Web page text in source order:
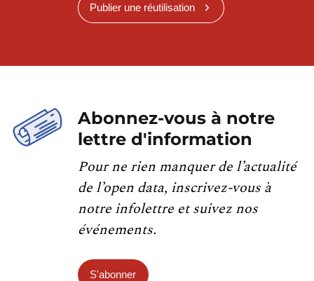
Publier une réutilisation
Abonnez-vous à notre
lettre d'information
Pour ne rien manquer de l’actualité
de l’open data, inscrivez-vous à
notre infolettre et suivez nos
événements.
S'abonner